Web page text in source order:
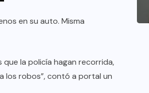
en su auto. Misma
la policía hagan recorrida,
los robos”, contó a portal un